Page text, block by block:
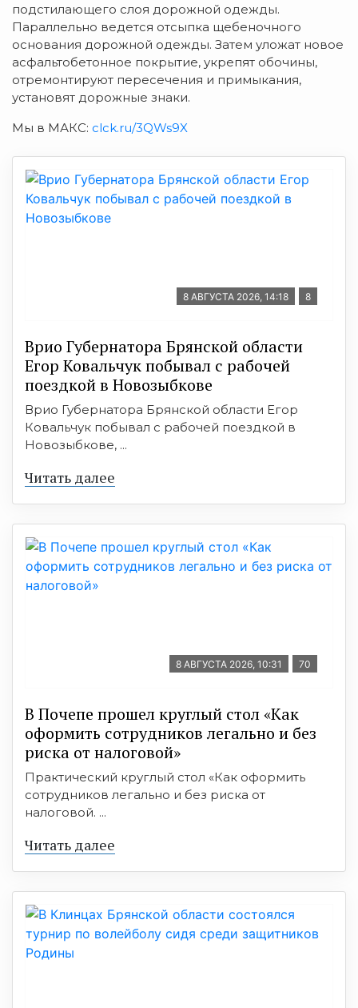
подстилающего слоя дорожной одежды.
Параллельно ведется отсыпка щебеночного
основания дорожной одежды. Затем уложат новое
асфальтобетонное покрытие, укрепят обочины,
отремонтируют пересечения и примыкания,
установят дорожные знаки.
Мы в МАКС: clck.ru/3QWs9X
8 АВГУСТА 2026, 14:18 8
Врио Губернатора Брянской области
Егор Ковальчук побывал с рабочей
поездкой в Новозыбкове
Врио Губернатора Брянской области Егор
Ковальчук побывал с рабочей поездкой в
Новозыбкове, ...
Читать далее
8 АВГУСТА 2026, 10:31 70
В Почепе прошел круглый стол «Как
оформить сотрудников легально и без
риска от налоговой»
Практический круглый стол «Как оформить
сотрудников легально и без риска от
налоговой. ...
Читать далее